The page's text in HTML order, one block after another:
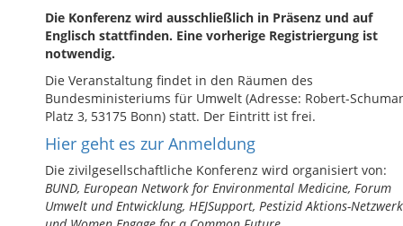
Die Konferenz wird ausschließlich in Präsenz und auf
Englisch stattfinden. Eine vorherige Registriergung ist
notwendig.
Die Veranstaltung findet in den Räumen des
Bundesministeriums für Umwelt (Adresse: Robert-
Platz 3, 53175 Bonn) statt. Der Eintritt ist frei.
Hier geht es zur Anmeldung
Die zivilgesellschaftliche Konferenz wird organisiert von:
BUND, European Network for Environmental Medicine, Forum
Umwelt und Entwicklung, HEJSupport, Pestizid Aktions-Netzwerk